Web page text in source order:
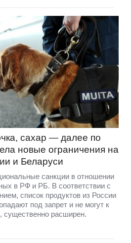
сахар — далее по
новые ограничения на
и Беларуси
санкции в отношении
в РФ и РБ. В соответствии с
список продуктов из России
под запрет и не могут к
существенно расширен.